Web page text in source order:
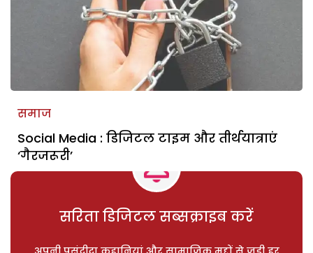
समाज
Social Media : डिजिटल टाइम और तीर्थयात्राएं
‘गैरजरूरी’
सरिता डिजिटल सब्सक्राइब करें